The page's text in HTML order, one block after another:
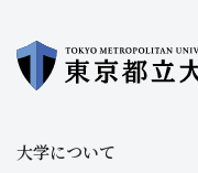
大学について